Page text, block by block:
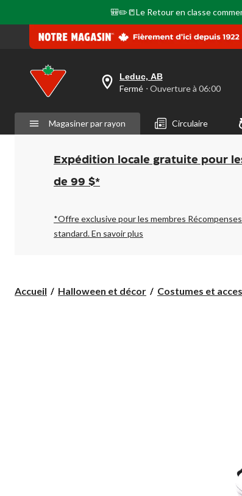
🎒✏️📒Le Retour en classe
votre
est
Leduc,
AB,
Fermé,
Ouverture
à
pour
changer
Leduc, AB
Fermé ⋅ Ouverture à 06:00
Magasiner par rayon Circulaire
Expédition locale gratuite pour
de 99 $*
*Offre exclusive pour les membres
standard.En savoir plus
Accueil Halloween et décor Costumes et